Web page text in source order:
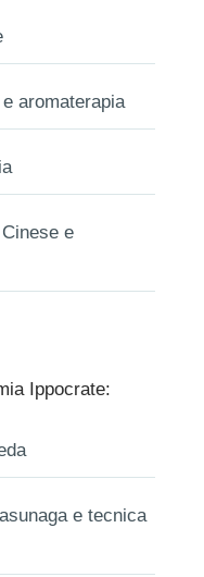
aromaterapia
e
Ippocrate:
e tecnica